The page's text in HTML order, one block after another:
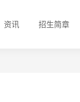
资讯 招生简章